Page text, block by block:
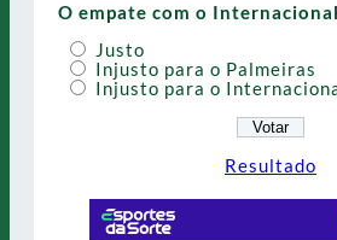
O empate com o
Justo
Injusto para o Palmeiras
Injusto para o
Resultado